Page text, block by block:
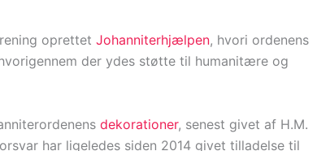
oprettet Johanniterhjælpen, hvori ordenens
der ydes støtte til humanitære og
dekorationer, senest givet af H.M.
har ligeledes siden 2014 givet tilladelse til